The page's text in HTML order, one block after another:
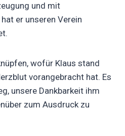
und mit
er unseren Verein
wofür Klaus stand
vorangebracht hat. Es
unsere Dankbarkeit ihm
zum Ausdruck zu